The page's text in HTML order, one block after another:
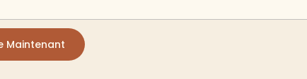
Maintenant